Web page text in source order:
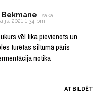
Bekmane
saka:
2021 1:34 pm
vēl tika pievienots un
turētas siltumā pāris
notika
ATBILDĒT